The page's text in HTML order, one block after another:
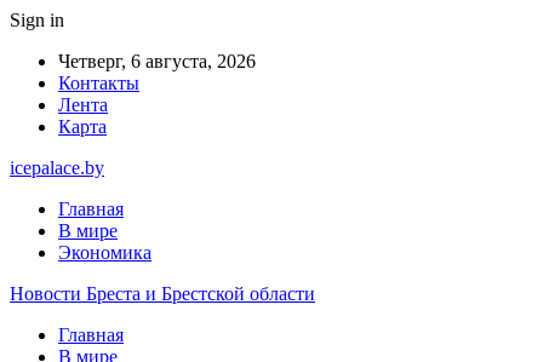
Sign in
Четверг, 6 августа, 2026
Контакты
Лента
Карта
icepalace.by
Главная
В мире
Экономика
Новости Бреста и Брестской области
Главная
В мире